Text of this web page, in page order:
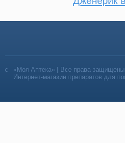
«Моя Аптека» | Все права защищены
Интернет-магазин препаратов для